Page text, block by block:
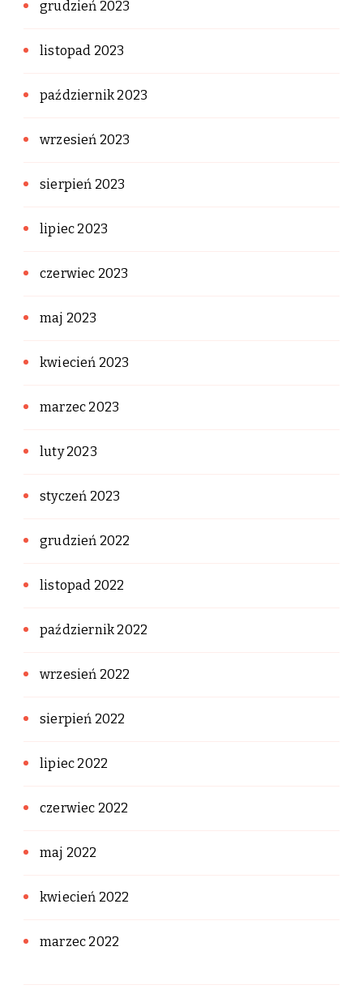
grudzień 2023
listopad 2023
październik 2023
wrzesień 2023
sierpień 2023
lipiec 2023
czerwiec 2023
maj 2023
kwiecień 2023
marzec 2023
luty 2023
styczeń 2023
grudzień 2022
listopad 2022
październik 2022
wrzesień 2022
sierpień 2022
lipiec 2022
czerwiec 2022
maj 2022
kwiecień 2022
marzec 2022